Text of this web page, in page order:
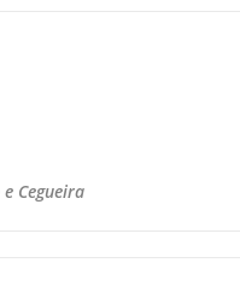
Cegueira